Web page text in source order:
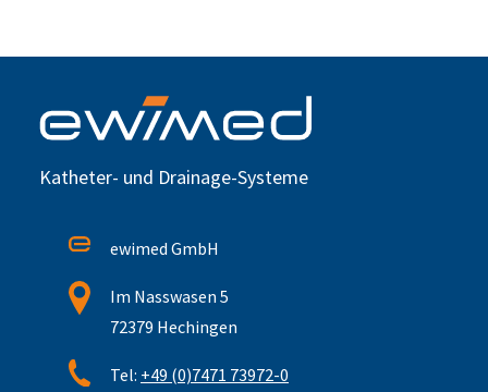
Katheter- und Drainage-Systeme
ewimed GmbH
Im Nasswasen 5
72379 Hechingen
Tel: +49 (0)7471 73972-0